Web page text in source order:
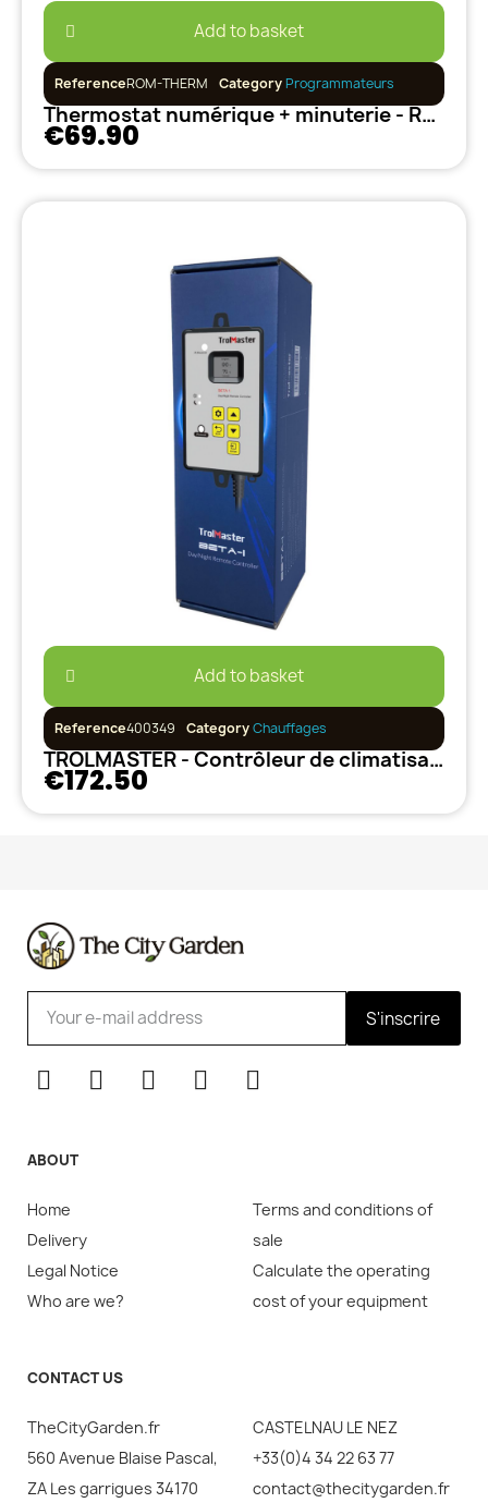
Add to basket
ReferenceROM-THERM CategoryProgrammateurs
Thermostat numérique + minuterie - Romberg
€69.90
Add to basket
Reference400349 CategoryChauffages
TROLMASTER - Contrôleur de climatisation Jour / Nuit
€172.50
S'inscrire
ABOUT
Home
Delivery
Legal Notice
Who are we?
Terms and conditions of
sale
Calculate the operating
cost of your equipment
CONTACT US
TheCityGarden.fr
560 Avenue Blaise Pascal,
ZA Les garrigues 34170
CASTELNAU LE NEZ
+33(0)4 34 22 63 77
contact@thecitygarden.fr